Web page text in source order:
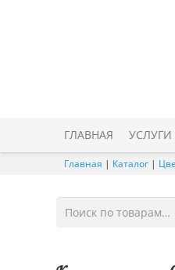
ГЛАВНАЯ УСЛУГИ
Главная | Каталог |
Искать: